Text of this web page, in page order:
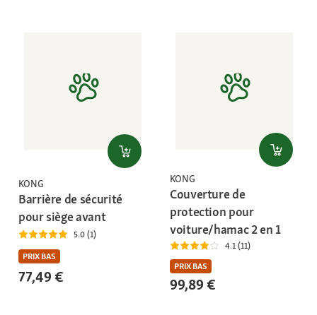
KONG
Barrière de sécurité
pour siège avant
5.0 (1)
PRIX BAS
77,49 €
KONG
Couverture de
protection pour
voiture/hamac 2 en 1
4.1 (11)
PRIX BAS
99,89 €